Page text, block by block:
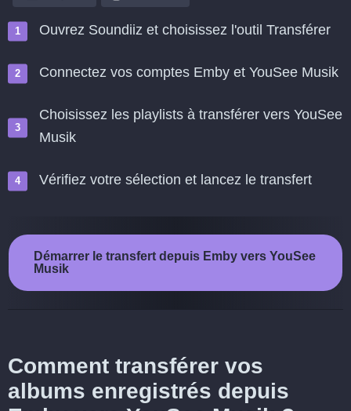
Ouvrez Soundiiz et choisissez l'outil Transférer
Connectez vos comptes Emby et YouSee Musik
Choisissez les playlists à transférer vers YouSee
Musik
Vérifiez votre sélection et lancez le transfert
Démarrer le transfert depuis Emby vers YouSee
Musik
Comment transférer vos
albums enregistrés depuis